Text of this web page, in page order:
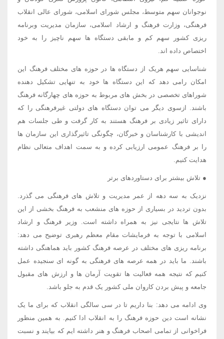
نوجوانان سهم متوسط، مجلس شورای اسلامی، شورای عالی انقلاب
فرهنگی، وزارت فرهنگ و ارشاد اسلامی، سازمان مدیریت وبرنامه
ریزی کشور سهم کم و مابقی دستگاه ها سهم ناچیز را به خود
اختصاص داده اند.
شناسایی سهم هریک از دستگاه ها در حوزه های مختلف فرهنگ این
امکان رامی دهد که این دستگاه ها خود به تنهایی تشکیل دهنده
شوراهای تخصصی در بخش های مربوط به حوزه های چهارگانه فرهنگ
باشند. ازسوی دیگر می توان دستگاه های دولتی غیرفرهنگی را که
دارای تاثیر زیادی بر فرهنگ هستند به کار گرفت و طی جلسات هم
اندیشی با کارشناسان و خبرگان، چگونگی تاثیرگذاری این سازمان ها
را بر فرهنگ عمومی ارزیابی کرده و به سمت اهداف متعالی نظام
هدایت کنیم.
● تلاش بیشتر برای دستاوردهای برتر
نزدیک به سه دهه از عمر مدیریت و تلاش های فرهنگی می گذرد.
بدون تردید در بسیاری از حوزه های منشعب به فرهنگ بخشی از این
تلاش ها نتایجی نیز به همراه داشته است. وزیر فرهنگ و ارشاد
اسلامی با توجه به فرمایشات مقام معظم رهبری توضیح می دهد:
برنامه ریزی های مختلف در عرصه فرهنگ کشور باید هماهنگی داشته
باشند. ما باید در همه عرصه های فرهنگی به گونه ای سنجیده عمل
کنیم که نتیجه همه فعالیت ها تقویت آرمان ها و ارزش های مقبول
جامعه و پیش بردن کاروان ملی کشور یک قدم به جلو باشد.
وی ادامه می دهد: بنا داریم تا در سی سالگی انقلاب که برای ما یک
نشانه است دین حوزه فرهنگ را به انقلاب ادا کنیم. به همین منظور
فراخوانی از تمامی اصحاب فرهنگ و هنر داشته ایم که بیایند و نسبت